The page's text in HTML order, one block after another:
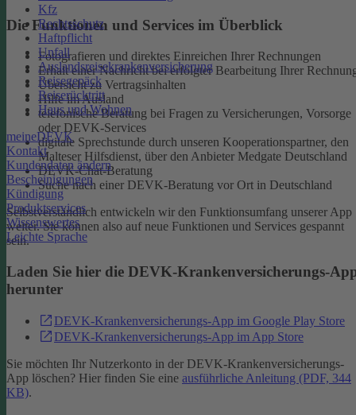
Kfz
Rechtsschutz
Haftpflicht
Unfall
Auslandsreisekrankenversicherung
Reisegepäck
Reiserücktritt
Haus und Wohnen
meineDEVK
Kontakt
Kundendaten ändern
Bescheinigungen
Kündigung
Produktservices
Wissenswertes
Leichte Sprache
Die Funktionen und Services im Überblick
Fotografieren und direktes Einreichen Ihrer Rechnungen
Erhalt einer Nachricht bei erfolgter Bearbeitung Ihrer
Übersicht zu Vertragsinhalten
Hilfe im Ausland
telefonische Beratung bei Fragen zu Versicherungen, Vorsorge
oder DEVK-Services
digitale Sprechstunde durch unseren Kooperationspartner, den
Malteser Hilfsdienst, über den Anbieter Medgate Deutschland
DEVK-Chat-Beratung
Suche nach einer DEVK-Beratung vor Ort in Deutschland
Selbstverständlich entwickeln wir den Funktionsumfang unserer App
weiter. Sie können also auf neue Funktionen und Services gespannt
sein.
Laden Sie hier die DEVK-Krankenversicherungs-
herunter
DEVK-Krankenversicherungs-App im Google Play Store
DEVK-Krankenversicherungs-App im App Store
Sie möchten Ihr Nutzerkonto in der DEVK-Krankenversicherungs-
App löschen? Hier finden Sie eine ausführliche Anleitung (PDF, 344
KB).